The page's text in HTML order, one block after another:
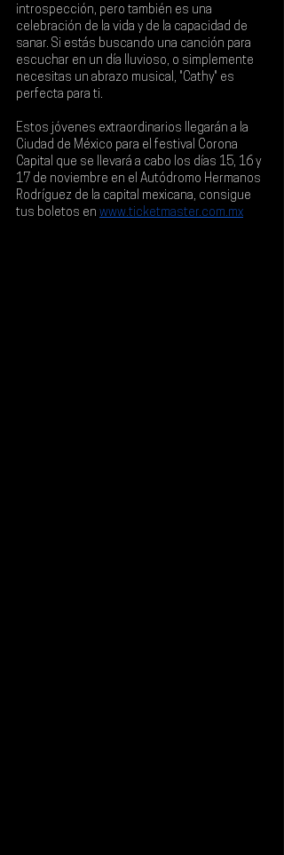
introspección, pero también es una
celebración de la vida y de la capacidad de
sanar. Si estás buscando una canción para
escuchar en un día lluvioso, o simplemente
necesitas un abrazo musical, "Cathy" es
perfecta para ti.
Estos jóvenes extraordinarios llegarán a la
Ciudad de México para el festival Corona
Capital que se llevará a cabo los días 15, 16 y
17 de noviembre en el Autódromo Hermanos
Rodríguez de la capital mexicana, consigue
tus boletos en www.ticketmaster.com.mx